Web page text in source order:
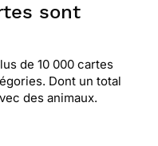
sont
de 10 000 cartes
Dont un total
des animaux.